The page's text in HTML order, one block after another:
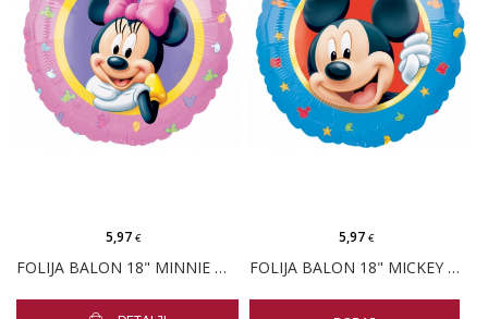
FOLIJA BALON 18" MINNIE MOUSE ROZA
5,97€
FOLIJA BALON 18" MICKEY MOUSE PLAVI
5,97 €